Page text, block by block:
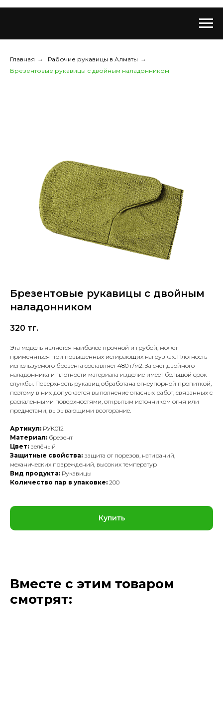
Главная → Рабочие рукавицы в Алматы →
Брезентовые рукавицы с двойным наладонником
Брезентовые рукавицы с двойным
наладонником
320 тг.
Эта модель является наиболее прочной и грубой, может
применяться при повышенных истирающих нагрузках. Плотность
используемого брезента составляет 480 г/м2. За счет двойного
наладонника и плотности материала изделие имеет большой срок
службы. Поверхность рукавиц обработана огнеупорной пропиткой,
поэтому в них допускается выполнение опасных работ, связанных с
раскаленными поверхностями, открытым источником огня или
предметами, вызывающими возгорание.
Артикул: РУК012
Материал: брезент
Цвет: зелёный
Защитные свойства: защита от порезов, натираний,
механических повреждений, высоких температур
Вид продукта: Рукавицы
Количество пар в упаковке: 200
Купить
Вместе с этим товаром
смотрят: